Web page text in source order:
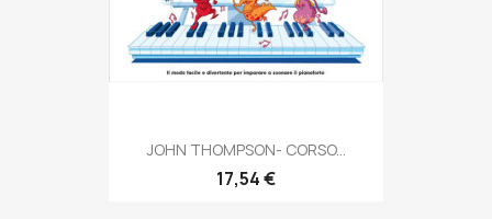
JOHN THOMPSON- CORSO...
17,54 €